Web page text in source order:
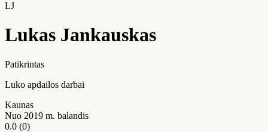
LJ
Lukas Jankauskas
Patikrintas
Luko apdailos darbai
Kaunas
Nuo 2019 m. balandis
0.0 (0)